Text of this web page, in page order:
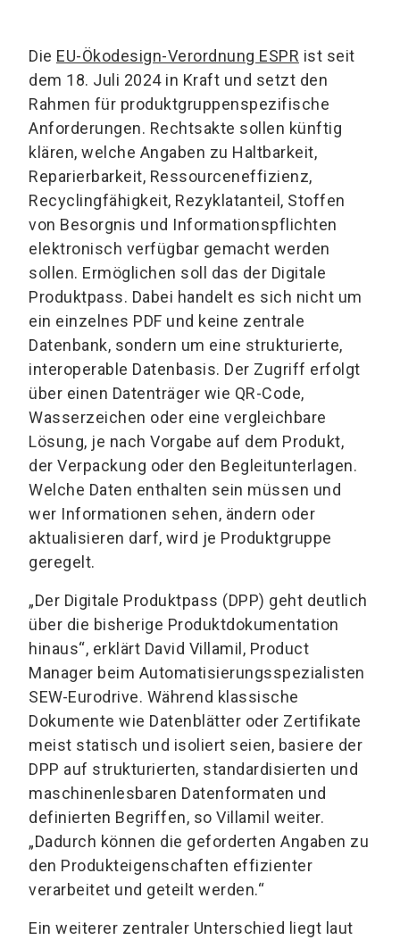
Die EU-Ökodesign-Verordnung ESPR ist seit
dem 18. Juli 2024 in Kraft und setzt den
Rahmen für produktgruppenspezifische
Anforderungen. Rechtsakte sollen künftig
klären, welche Angaben zu Haltbarkeit,
Reparierbarkeit, Ressourceneffizienz,
Recyclingfähigkeit, Rezyklatanteil, Stoffen
von Besorgnis und Informationspflichten
elektronisch verfügbar gemacht werden
sollen. Ermöglichen soll das der Digitale
Produktpass. Dabei handelt es sich nicht um
ein einzelnes PDF und keine zentrale
Datenbank, sondern um eine strukturierte,
interoperable Datenbasis. Der Zugriff erfolgt
über einen Datenträger wie QR-Code,
Wasserzeichen oder eine vergleichbare
Lösung, je nach Vorgabe auf dem Produkt,
der Verpackung oder den Begleitunterlagen.
Welche Daten enthalten sein müssen und
wer Informationen sehen, ändern oder
aktualisieren darf, wird je Produktgruppe
geregelt.
„Der Digitale Produktpass (DPP) geht deutlich
über die bisherige Produktdokumentation
hinaus“, erklärt David Villamil, Product
Manager beim Automatisierungsspezialisten
SEW-Eurodrive. Während klassische
Dokumente wie Datenblätter oder Zertifikate
meist statisch und isoliert seien, basiere der
DPP auf strukturierten, standardisierten und
maschinenlesbaren Datenformaten und
definierten Begriffen, so Villamil weiter.
„Dadurch können die geforderten Angaben zu
den Produkteigenschaften effizienter
verarbeitet und geteilt werden.“
Ein weiterer zentraler Unterschied liegt laut